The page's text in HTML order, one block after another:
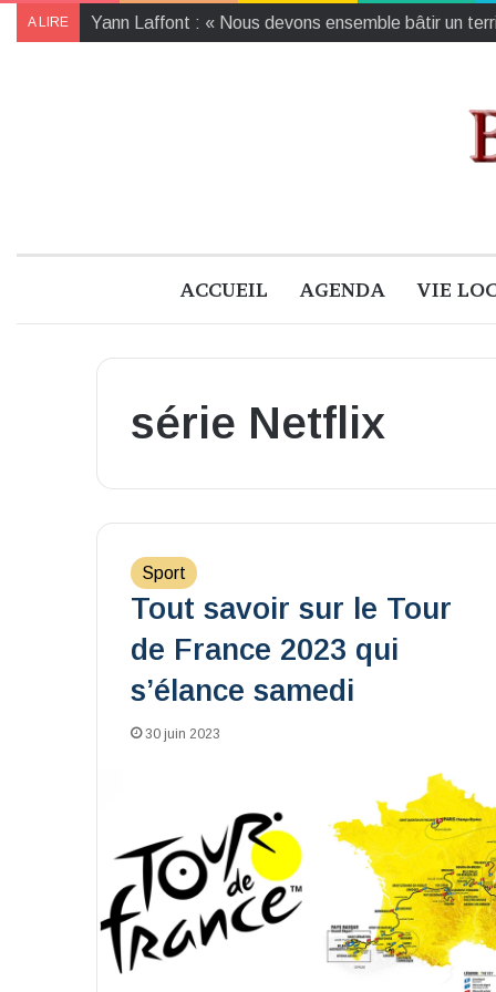
A LIRE Yann Laffont : « Nous devons ensemble bâtir un
ACCUEIL AGENDA VIE
série Netflix
Sport
Tout savoir sur le Tour
de France 2023 qui
s’élance samedi
30 juin 2023